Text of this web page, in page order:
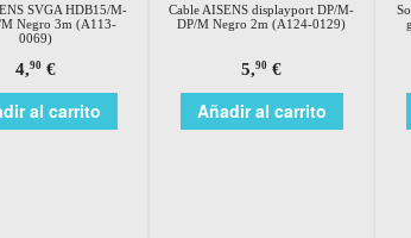
SVGA HDB15/M-
Negro 3m (A113-
0069)
4,90 €
al carrito
Cable AISENS displayport DP/M-
DP/M Negro 2m (A124-0129)
5,90 €
Añadir al carrito